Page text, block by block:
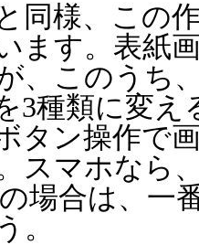
同様、この
ます。表紙
、このうち
3種類に変
タン操作で
スマホなら
場合は、一
。